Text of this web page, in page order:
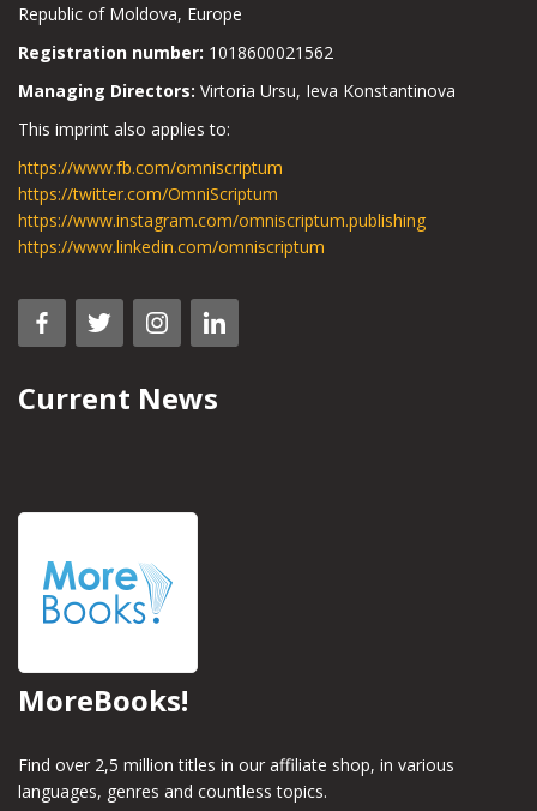
Republic of Moldova, Europe
Registration number: 1018600021562
Managing Directors: Virtoria Ursu, Ieva Konstantinova
This imprint also applies to:
https://www.fb.com/omniscriptum
https://twitter.com/OmniScriptum
https://www.instagram.com/omniscriptum.publishing
https://www.linkedin.com/omniscriptum
Current News
MoreBooks!
Find over 2,5 million titles in our affiliate shop, in various
languages, genres and countless topics.